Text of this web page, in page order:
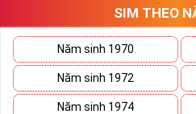
tứ 2 cùng xuất hiện trong một dãy
sim tứ quýtăng lên gấp bội. Sở hữu
thần người sở hữu là không sợ bất
mọi điều tốt đẹp và may mắn ắt sẽ
Lợi ích sim Tứ Quý 2
SIM THEO
Năm sinh 1970
Năm sinh 1972
Năm sinh 1974